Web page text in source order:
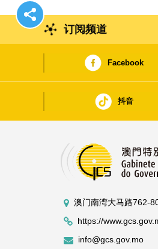
订阅频道
Facebook
抖音
澳门南湾大马路762-
https://
info@gcs.gov.mo